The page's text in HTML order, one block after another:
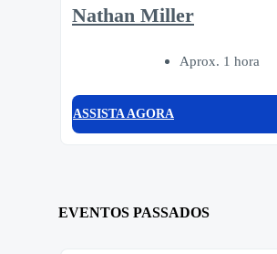
Nathan Miller
Aprox. 1 hora
ASSISTA AGORA
EVENTOS PASSADOS